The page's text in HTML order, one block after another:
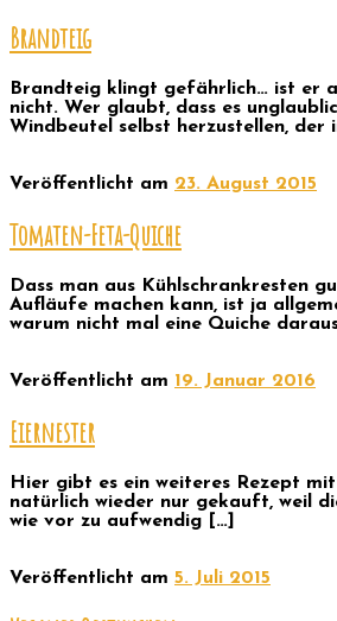
Brandteig
Brandteig klingt gefährlich… ist er
nicht. Wer glaubt, dass es
Windbeutel selbst herzustellen, der
Veröffentlicht am 23. August 2015
Tomaten-Feta-Quiche
Dass man aus Kühlschrankresten
Aufläufe machen kann, ist ja
warum nicht mal eine Quiche
Veröffentlicht am 19. Januar 2016
Eiernester
Hier gibt es ein weiteres Rezept
natürlich wieder nur gekauft, weil
wie vor zu aufwendig […]
Veröffentlicht am 5. Juli 2015